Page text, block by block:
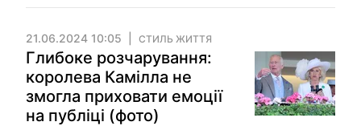
21.06.2024 10:05 СТИЛЬ ЖИТТЯ
Глибоке розчарування:
королева Камілла не
змогла приховати емоції
на публіці (фото)